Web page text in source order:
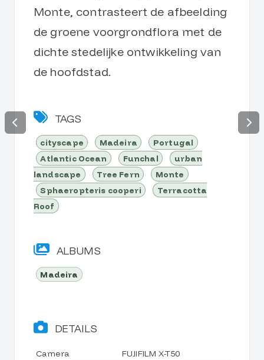
Monte, contrasteert de afbeelding
de groene voorgrondflora met de
dichte stedelijke ontwikkeling van
de hoofdstad.
TAGS
cityscape Madeira
Portugal
Atlantic Ocean
Funchal
urban
landscape
Tree Fern
Monte
Sphaeropteris cooperi
Terracotta
Roof
ALBUMS
Madeira
DETAILS
Camera
FUJIFILM X-T50